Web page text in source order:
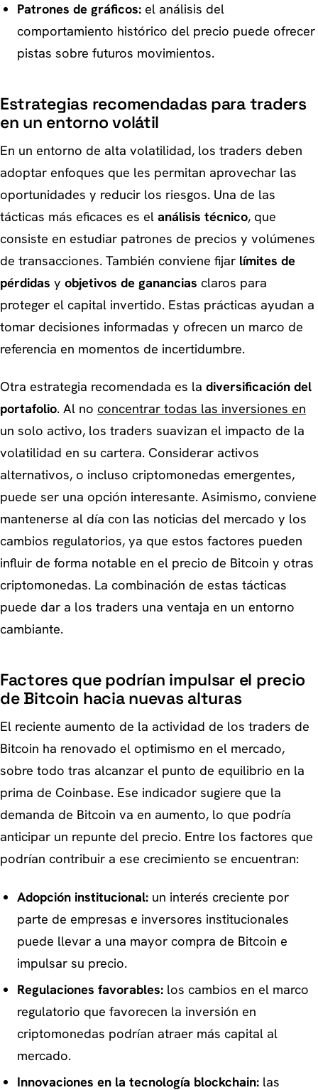
Patrones de gráficos:el análisis del
comportamiento histórico del precio puede ofrecer
pistas sobre futuros movimientos.
Estrategias recomendadas para traders
en un entorno volátil
En un entorno de alta volatilidad, los traders deben
adoptar enfoques que les permitan aprovechar las
oportunidades y reducir los riesgos. Una de las
tácticas más eficaces es el análisis técnico, que
consiste en estudiar patrones de precios y volúmenes
de transacciones. También conviene fijar límites de
pérdidas y objetivos de ganancias claros para
proteger el capital invertido. Estas prácticas ayudan a
tomar decisiones informadas y ofrecen un marco de
referencia en momentos de incertidumbre.
Otra estrategia recomendada es la diversificación del
portafolio. Al no concentrar todas las inversiones en
un solo activo, los traders suavizan el impacto de la
volatilidad en su cartera. Considerar activos
alternativos, o incluso criptomonedas emergentes,
puede ser una opción interesante. Asimismo, conviene
mantenerse al día con las noticias del mercado y los
cambios regulatorios, ya que estos factores pueden
influir de forma notable en el precio de Bitcoin y otras
criptomonedas. La combinación de estas tácticas
puede dar a los traders una ventaja en un entorno
cambiante.
Factores que podrían impulsar el precio
de Bitcoin hacia nuevas alturas
El reciente aumento de la actividad de los traders de
Bitcoin ha renovado el optimismo en el mercado,
sobre todo tras alcanzar el punto de equilibrio en la
prima de Coinbase. Ese indicador sugiere que la
demanda de Bitcoin va en aumento, lo que podría
anticipar un repunte del precio. Entre los factores que
podrían contribuir a ese crecimiento se encuentran:
Adopción institucional:un interés creciente por
parte de empresas e inversores institucionales
puede llevar a una mayor compra de Bitcoin e
impulsar su precio.
Regulaciones favorables:los cambios en el marco
regulatorio que favorecen la inversión en
criptomonedas podrían atraer más capital al
mercado.
Innovaciones en la tecnología blockchain:las